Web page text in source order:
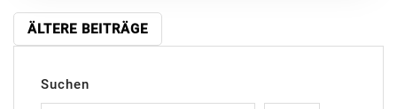
BEITRAGSNAVIGATION
ÄLTERE BEITRÄGE
Suchen